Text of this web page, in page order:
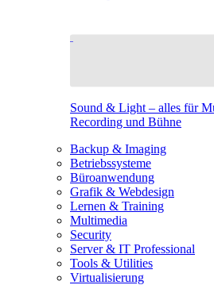
Sound & Light – alles für
Recording und Bühne
Backup & Imaging
Betriebssysteme
Büroanwendung
Grafik & Webdesign
Lernen & Training
Multimedia
Security
Server & IT Professional
Tools & Utilities
Virtualisierung